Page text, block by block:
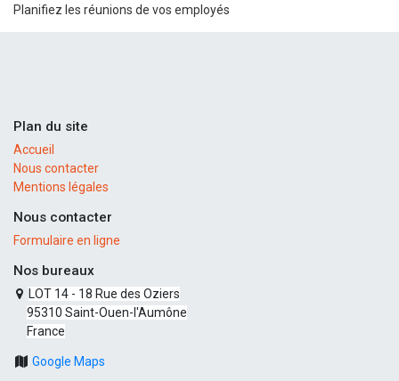
Planifiez les réunions de vos employés
Plan du site
Accueil
Nous contacter
Mentions légales
Nous contacter
Formulaire en ligne
Nos bureaux
LOT 14 - 18 Rue des Oziers
95310 Saint-Ouen-l'Aumône
France
Google Maps